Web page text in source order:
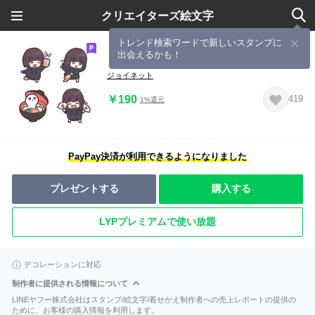
クリエイターズ絵文字
トレンド検索ワードで新しいスタンプに
出会えるかも！
くるみちゃん。のお正月絵文字。
ジョイネット
￥190 1%還元 419
PayPay決済が利用できるようになりました
プレゼントする 購入する
LYPプレミアムで使い放題
デコレーションに対応
制作者に提供される情報について
LINEヤフー株式会社はスタンプ/絵文字/着せかえ制作者への売上レポートの提供の
ために、お客様の購入情報を利用します。